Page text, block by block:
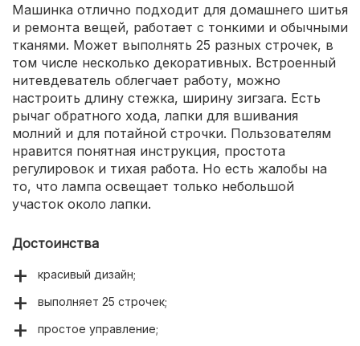
Машинка отлично подходит для домашнего шитья
и ремонта вещей, работает с тонкими и обычными
тканями. Может выполнять 25 разных строчек, в
том числе несколько декоративных. Встроенный
нитевдеватель облегчает работу, можно
настроить длину стежка, ширину зигзага. Есть
рычаг обратного хода, лапки для вшивания
молний и для потайной строчки. Пользователям
нравится понятная инструкция, простота
регулировок и тихая работа. Но есть жалобы на
то, что лампа освещает только небольшой
участок около лапки.
Достоинства
красивый дизайн;
выполняет 25 строчек;
простое управление;